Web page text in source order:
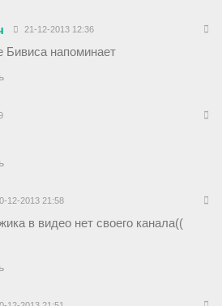
21-12-2013 12:36
Бивиса напоминает
12-2013 21:58
в видео нет своего канала((